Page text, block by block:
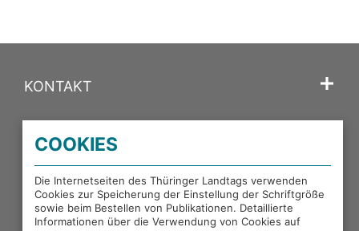
KONTAKT
PORTALE DES THÜRINGER LANDTAGS
EXTERNE LINKS
COOKIES
Die Internetseiten des Thüringer Landtags verwenden
Cookies zur Speicherung der Einstellung der Schriftgröße
sowie beim Bestellen von Publikationen. Detaillierte
Informationen über die Verwendung von Cookies auf